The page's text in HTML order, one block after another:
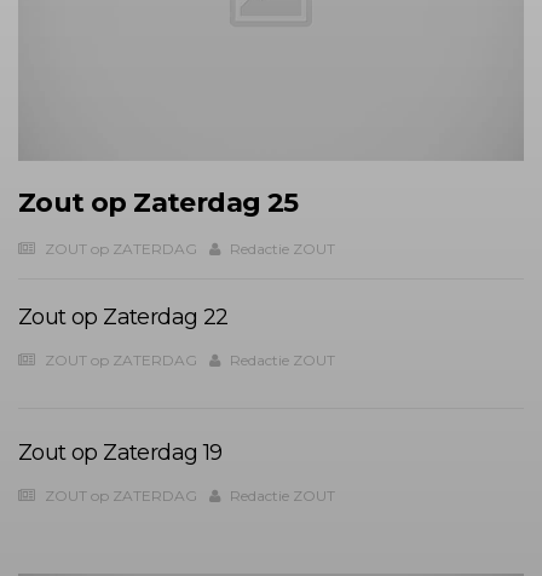
Zout op Zaterdag 25
ZOUT op ZATERDAG Redactie ZOUT
Zout op Zaterdag 22
ZOUT op ZATERDAG Redactie ZOUT
Zout op Zaterdag 19
ZOUT op ZATERDAG Redactie ZOUT